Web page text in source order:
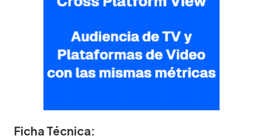
Ficha Técnica: